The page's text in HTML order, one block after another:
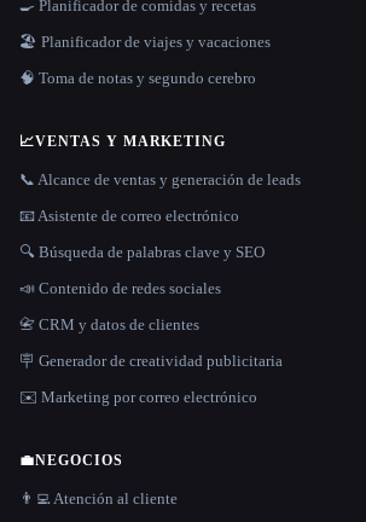
🍳 Planificador de comidas y recetas
🏖 Planificador de viajes y vacaciones
🧠 Toma de notas y segundo cerebro
📈VENTAS Y MARKETING
📞 Alcance de ventas y generación de leads
📧 Asistente de correo electrónico
🔍 Búsqueda de palabras clave y SEO
📣 Contenido de redes sociales
📇 CRM y datos de clientes
🪧 Generador de creatividad publicitaria
✉️ Marketing por correo electrónico
💼NEGOCIOS
👨‍💻 Atención al cliente